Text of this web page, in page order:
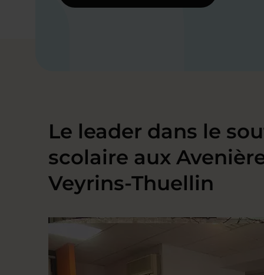
Le leader dans le
scolaire aux
Veyrins-Thuellin